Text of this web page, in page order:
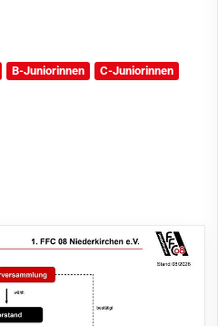
B-Juniorinnen
C-Juniorinnen